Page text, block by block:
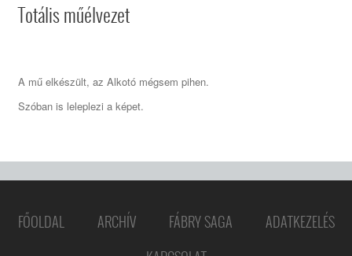
Totális műélvezet
A mű elkészült, az Alkotó mégsem pihen.
Szóban is leleplezi a képet.
FŐOLDAL ARCHÍV FÁBRY SAGA
ADATKEZELÉS